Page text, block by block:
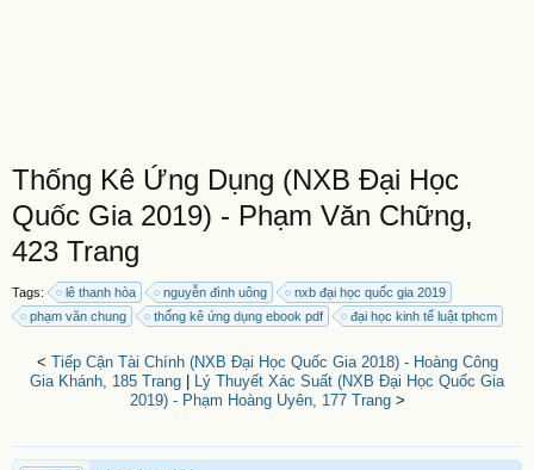
Thống Kê Ứng Dụng (NXB Đại Học
Quốc Gia 2019) - Phạm Văn Chững,
423 Trang
Tags: lê thanh hòa nguyễn đình uông
nxb đại học quốc gia 2019
phạm văn chung
thống kê ứng dụng ebook pdf đại học kinh tế luật tphcm
< Tiếp Cận Tài Chính (NXB Đại Học Quốc Gia 2018) - Hoàng Công
Gia Khánh, 185 Trang
Lý Thuyết Xác Suất (NXB Đại Học Quốc Gia
2019) - Phạm Hoàng Uyên, 177 Trang>